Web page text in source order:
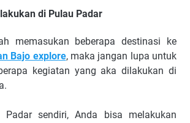
di Pulau Padar
memasukan beberapa destinasi ke
Bajo explore, maka jangan lupa untuk
kegiatan yang aka dilakukan di
sendiri, Anda bisa melakukan